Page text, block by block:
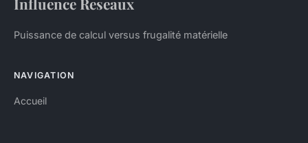
Puissance de calcul versus frugalité matérielle
NAVIGATION
Accueil